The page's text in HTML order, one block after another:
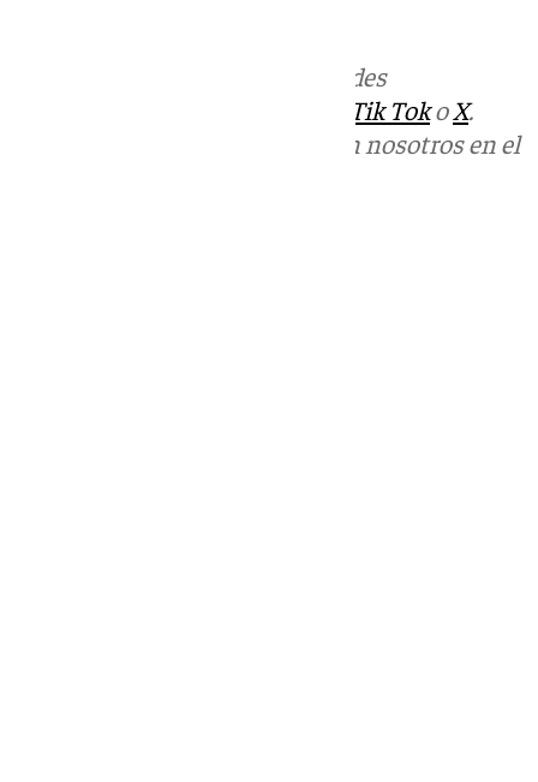
en las redes
Tik TokoX.
Puedes ponerte en contacto con nosotros en el